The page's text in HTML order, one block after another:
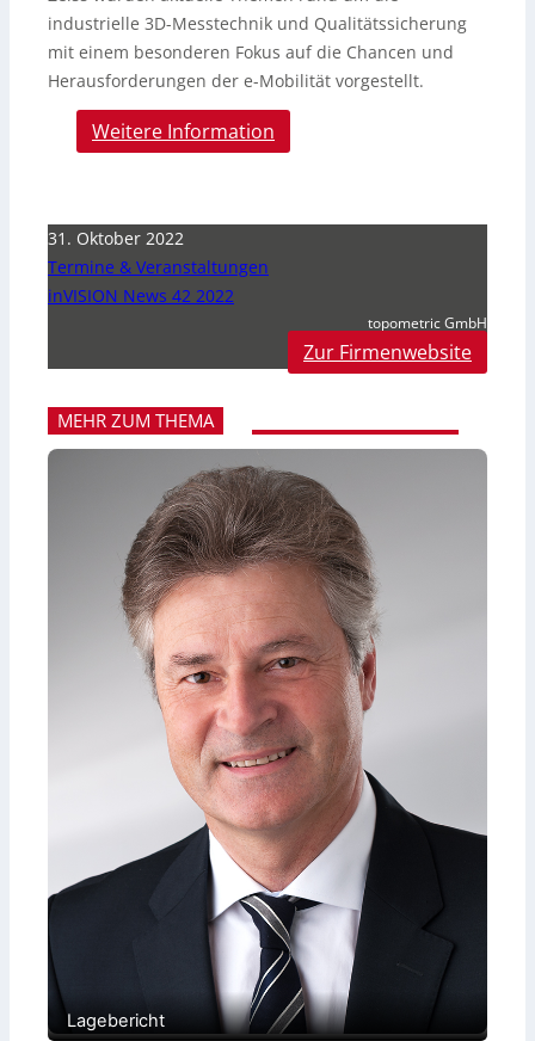
industrielle 3D-Messtechnik und Qualitätssicherung
mit einem besonderen Fokus auf die Chancen und
Herausforderungen der e-Mobilität vorgestellt.
Weitere Information
31. Oktober 2022
Termine & Veranstaltungen
inVISION News 42 2022
topometric GmbH
Zur Firmenwebsite
MEHR ZUM THEMA
Lagebericht